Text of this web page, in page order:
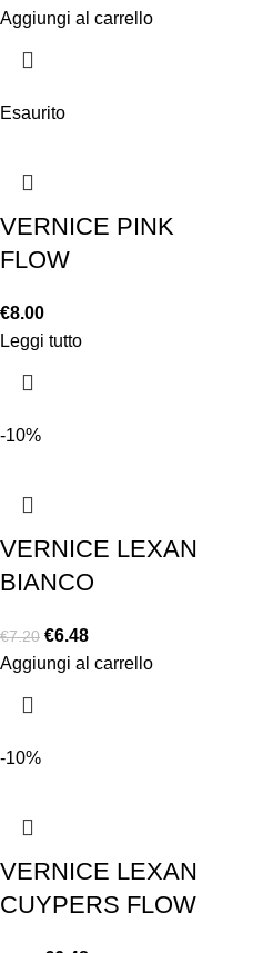
Aggiungi al carrello
Esaurito
VERNICE PINK
FLOW
€8.00
Leggi tutto
-10%
VERNICE LEXAN
BIANCO
€7.20 €6.48
Aggiungi al carrello
-10%
VERNICE LEXAN
CUYPERS FLOW